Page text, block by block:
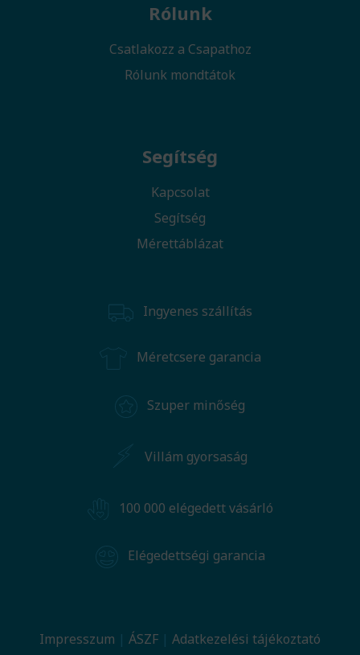
Rólunk
Csatlakozz a Csapathoz
Rólunk mondtátok
Segítség
Kapcsolat
Segítség
Mérettáblázat
Ingyenes szállítás
Méretcsere garancia
Szuper minőség
Villám gyorsaság
100 000 elégedett vásárló
Elégedettségi garancia
Impresszum ÁSZF Adatkezelési tájékoztató